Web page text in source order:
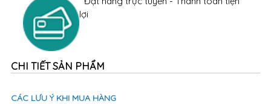
lợi
CHI TIẾT SẢN PHẨM
CÁC LƯU Ý KHI MUA HÀNG